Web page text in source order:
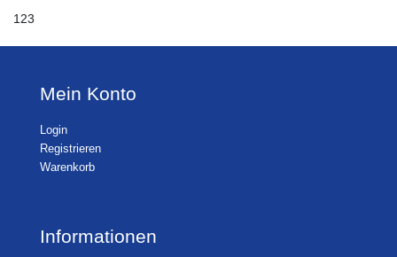
123
Mein Konto
Login
Registrieren
Warenkorb
Informationen